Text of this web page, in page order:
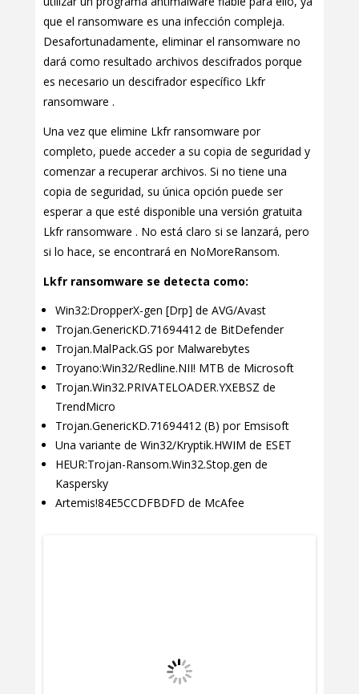
que el ransomware es una infección compleja.
Desafortunadamente, eliminar el ransomware no
dará como resultado archivos descifrados porque
es necesario un descifrador específico Lkfr
ransomware .
Una vez que elimine Lkfr ransomware por
completo, puede acceder a su copia de seguridad y
comenzar a recuperar archivos. Si no tiene una
copia de seguridad, su única opción puede ser
esperar a que esté disponible una versión gratuita
Lkfr ransomware . No está claro si se lanzará, pero
si lo hace, se encontrará en NoMoreRansom.
Lkfr ransomware se detecta como:
Win32:DropperX-gen [Drp] de AVG/Avast
Trojan.GenericKD.71694412 de BitDefender
Trojan.MalPack.GS por Malwarebytes
Troyano:Win32/Redline.NII! MTB de Microsoft
Trojan.Win32.PRIVATELOADER.YXEBSZ de
TrendMicro
Trojan.GenericKD.71694412 (B) por Emsisoft
Una variante de Win32/Kryptik.HWIM de ESET
HEUR:Trojan-Ransom.Win32.Stop.gen de
Kaspersky
Artemis!84E5CCDFBDFD de McAfee